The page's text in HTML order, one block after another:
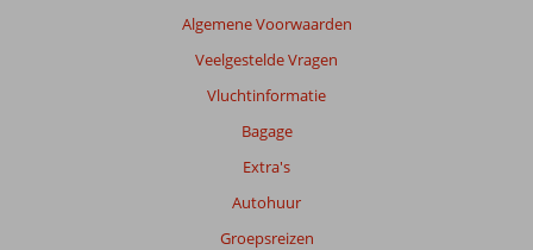
Algemene Voorwaarden
Veelgestelde Vragen
Vluchtinformatie
Bagage
Extra's
Autohuur
Groepsreizen